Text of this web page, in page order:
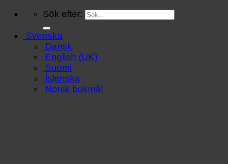
Sök efter:
Svenska
Dansk
English (UK)
Suomi
Íslenska
Norsk bokmål